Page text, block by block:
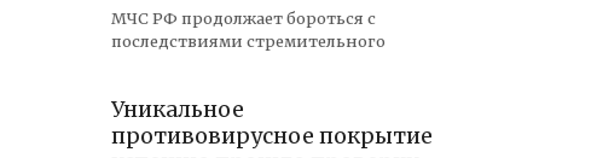
МЧС РФ продолжает бороться с
последствиями стремительного
Уникальное
противовирусное покрытие